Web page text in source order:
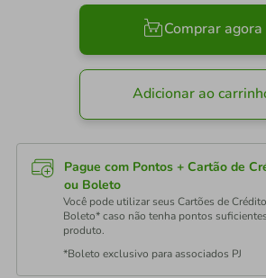
Comprar agora
Adicionar ao
Pague com Pontos + Cartão de
ou Boleto
Você pode utilizar seus Cartões de
Boleto* caso não tenha pontos
produto.
*Boleto exclusivo para associados PJ